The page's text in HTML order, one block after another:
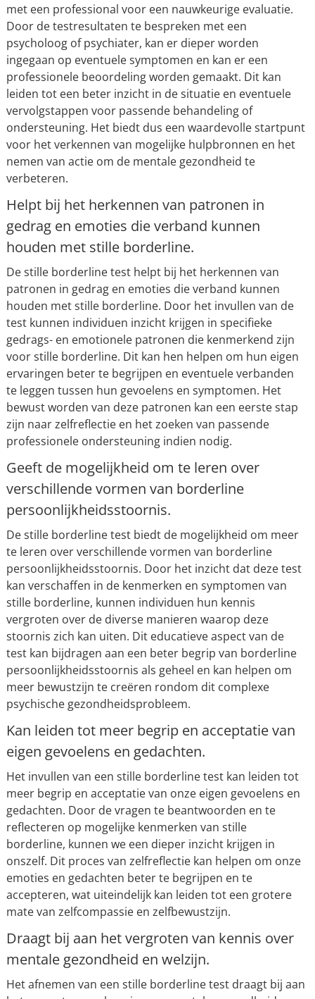
met een professional voor een nauwkeurige evaluatie.
Door de testresultaten te bespreken met een
psycholoog of psychiater, kan er dieper worden
ingegaan op eventuele symptomen en kan er een
professionele beoordeling worden gemaakt. Dit kan
leiden tot een beter inzicht in de situatie en eventuele
vervolgstappen voor passende behandeling of
ondersteuning. Het biedt dus een waardevolle startpunt
voor het verkennen van mogelijke hulpbronnen en het
nemen van actie om de mentale gezondheid te
verbeteren.
Helpt bij het herkennen van patronen in
gedrag en emoties die verband kunnen
houden met stille borderline.
De stille borderline test helpt bij het herkennen van
patronen in gedrag en emoties die verband kunnen
houden met stille borderline. Door het invullen van de
test kunnen individuen inzicht krijgen in specifieke
gedrags- en emotionele patronen die kenmerkend zijn
voor stille borderline. Dit kan hen helpen om hun eigen
ervaringen beter te begrijpen en eventuele verbanden
te leggen tussen hun gevoelens en symptomen. Het
bewust worden van deze patronen kan een eerste stap
zijn naar zelfreflectie en het zoeken van passende
professionele ondersteuning indien nodig.
Geeft de mogelijkheid om te leren over
verschillende vormen van borderline
persoonlijkheidsstoornis.
De stille borderline test biedt de mogelijkheid om meer
te leren over verschillende vormen van borderline
persoonlijkheidsstoornis. Door het inzicht dat deze test
kan verschaffen in de kenmerken en symptomen van
stille borderline, kunnen individuen hun kennis
vergroten over de diverse manieren waarop deze
stoornis zich kan uiten. Dit educatieve aspect van de
test kan bijdragen aan een beter begrip van borderline
persoonlijkheidsstoornis als geheel en kan helpen om
meer bewustzijn te creëren rondom dit complexe
psychische gezondheidsprobleem.
Kan leiden tot meer begrip en acceptatie van
eigen gevoelens en gedachten.
Het invullen van een stille borderline test kan leiden tot
meer begrip en acceptatie van onze eigen gevoelens en
gedachten. Door de vragen te beantwoorden en te
reflecteren op mogelijke kenmerken van stille
borderline, kunnen we een dieper inzicht krijgen in
onszelf. Dit proces van zelfreflectie kan helpen om onze
emoties en gedachten beter te begrijpen en te
accepteren, wat uiteindelijk kan leiden tot een grotere
mate van zelfcompassie en zelfbewustzijn.
Draagt bij aan het vergroten van kennis over
mentale gezondheid en welzijn.
Het afnemen van een stille borderline test draagt bij aan